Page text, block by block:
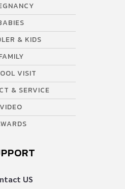
& KIDS
VISIT
& SERVICE
VIDEO
US